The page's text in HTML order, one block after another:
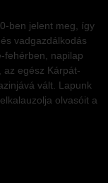
ben jelent meg, így
vadgazdálkodás
fehérben, napilap
az egész Kárpát-
vált. Lapunk
olvasóit a